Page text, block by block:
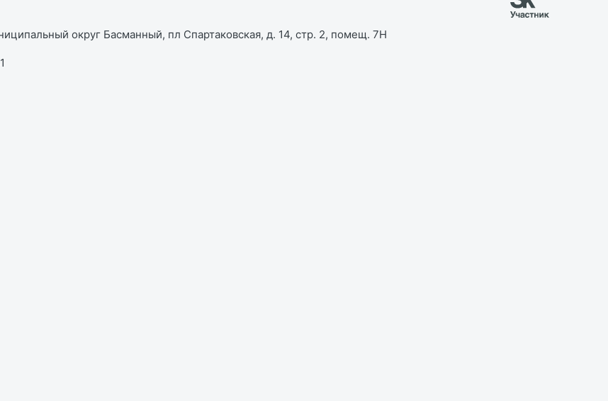
округ Басманный, пл Спартаковская, д. 14, стр. 2, помещ. 7Н